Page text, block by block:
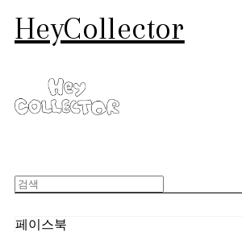
HeyCollector
페이스북